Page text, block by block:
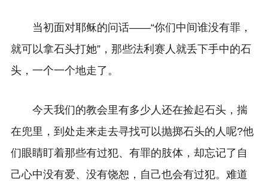
当初面对耶稣的问话——“你们中间谁没有罪，
就可以拿石头打她”，那些法利赛人就丢下手中的石
头，一个一个地走了。
今天我们的教会里有多少人还在捡起石头，揣
在兜里，到处走来走去寻找可以抛掷石头的人呢?他
们眼睛盯着那些有过犯、有罪的肢体，却忘记了自
己心中没有爱、没有饶恕，自己也会有过犯。难道